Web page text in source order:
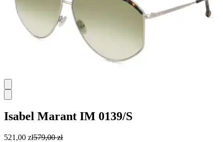
Isabel Marant IM 0139/S
521,00 zł579,00 zł